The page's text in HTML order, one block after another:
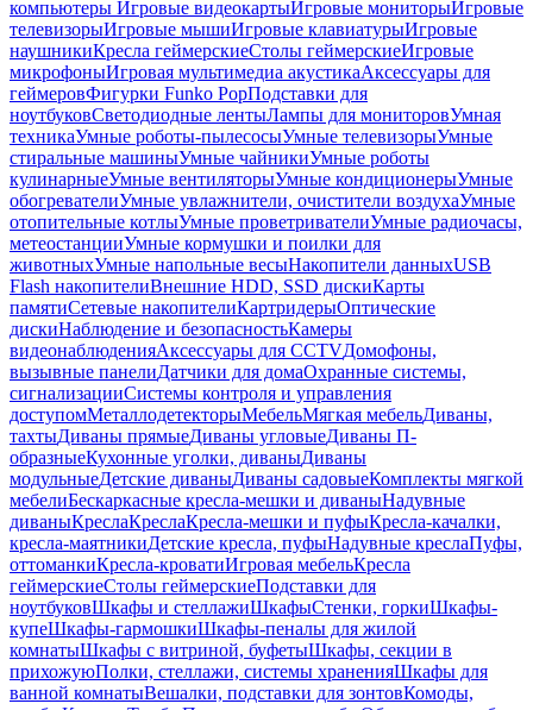
компьютеры Игровые видеокартыИгровые мониторыИгровые
телевизорыИгровые мышиИгровые клавиатурыИгровые
наушникиКресла геймерскиеСтолы геймерскиеИгровые
микрофоныИгровая мультимедиа акустикаАксессуары для
геймеровФигурки Funko PopПодставки для
ноутбуковСветодиодные лентыЛампы для мониторовУмная
техникаУмные роботы-пылесосыУмные телевизорыУмные
стиральные машиныУмные чайникиУмные роботы
кулинарныеУмные вентиляторыУмные кондиционерыУмные
обогревателиУмные увлажнители, очистители воздухаУмные
отопительные котлыУмные проветривателиУмные радиочасы,
метеостанцииУмные кормушки и поилки для
животныхУмные напольные весыНакопители данныхUSB
Flash накопителиВнешние HDD, SSD дискиКарты
памятиСетевые накопителиКартридерыОптические
дискиНаблюдение и безопасностьКамеры
видеонаблюденияАксессуары для CCTVДомофоны,
вызывные панелиДатчики для домаОхранные системы,
сигнализацииСистемы контроля и управления
доступомМеталлодетекторыМебельМягкая мебельДиваны,
тахтыДиваны прямыеДиваны угловыеДиваны П-
образныеКухонные уголки, диваныДиваны
модульныеДетские диваныДиваны садовыеКомплекты мягкой
мебелиБескаркасные кресла-мешки и диваныНадувные
диваныКреслаКреслаКресла-мешки и пуфыКресла-качалки,
кресла-маятникиДетские кресла, пуфыНадувные креслаПуфы,
оттоманкиКресла-кроватиИгровая мебельКресла
геймерскиеСтолы геймерскиеПодставки для
ноутбуковШкафы и стеллажиШкафыСтенки, горкиШкафы-
купеШкафы-гармошкиШкафы-пеналы для жилой
комнатыШкафы с витриной, буфетыШкафы, секции в
прихожуюПолки, стеллажи, системы храненияШкафы для
ванной комнатыВешалки, подставки для зонтовКомоды,